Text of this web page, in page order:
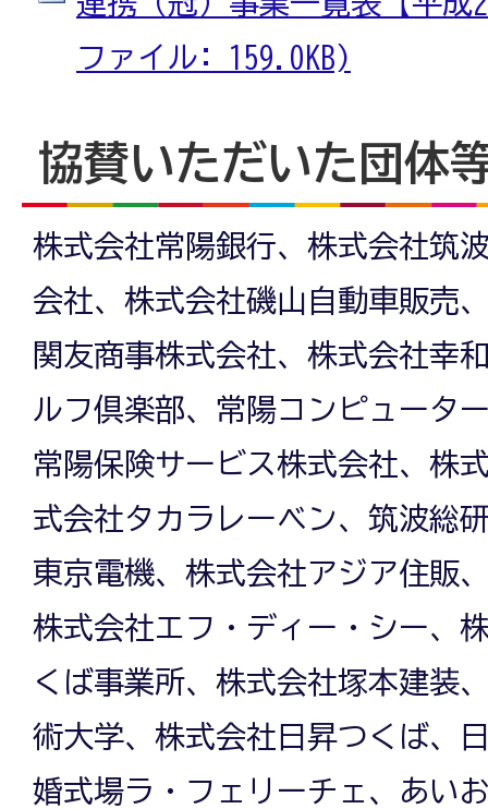
ファイル: 159.0KB)
協賛いただいた団体
株式会社常陽銀行、株式会社筑
会社、株式会社磯山自動車販売
関友商事株式会社、株式会社幸
ルフ倶楽部、常陽コンピュータ
常陽保険サービス株式会社、株
式会社タカラレーベン、筑波総
東京電機、株式会社アジア住販
株式会社エフ・ディー・シー、
くば事業所、株式会社塚本建装
術大学、株式会社日昇つくば、
婚式場ラ・フェリーチェ、あい